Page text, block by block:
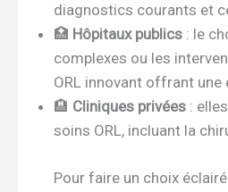
diagnostics courants et
🏥 Hôpitaux publics : le
complexes ou les
ORL innovant offrant une
🏨 Cliniques privées :
soins ORL, incluant la
Pour faire un choix